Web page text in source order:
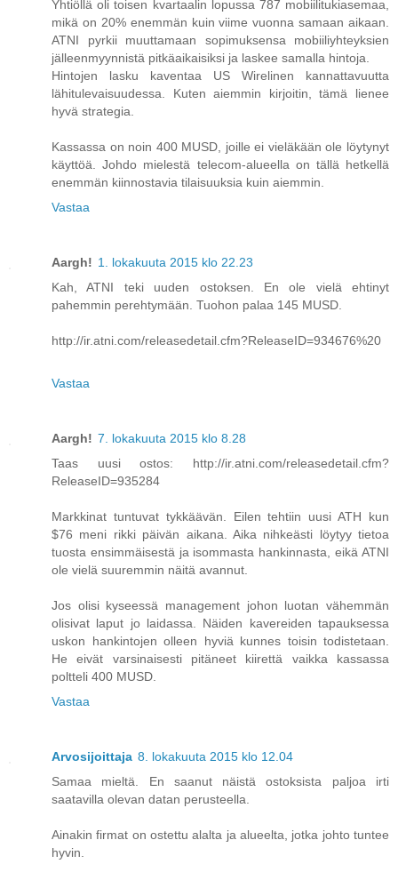
Yhtiöllä oli toisen kvartaalin lopussa 787 mobiilitukiasemaa,
mikä on 20% enemmän kuin viime vuonna samaan aikaan.
ATNI pyrkii muuttamaan sopimuksensa mobiiliyhteyksien
jälleenmyynnistä pitkäaikaisiksi ja laskee samalla hintoja.
Hintojen lasku kaventaa US Wirelinen kannattavuutta
lähitulevaisuudessa. Kuten aiemmin kirjoitin, tämä lienee
hyvä strategia.
Kassassa on noin 400 MUSD, joille ei vieläkään ole löytynyt
käyttöä. Johdo mielestä telecom-alueella on tällä hetkellä
enemmän kiinnostavia tilaisuuksia kuin aiemmin.
Vastaa
Aargh! 1. lokakuuta 2015 klo 22.23
Kah, ATNI teki uuden ostoksen. En ole vielä ehtinyt
pahemmin perehtymään. Tuohon palaa 145 MUSD.
http://ir.atni.com/releasedetail.cfm?ReleaseID=934676%20
Vastaa
Aargh! 7. lokakuuta 2015 klo 8.28
Taas uusi ostos: http://ir.atni.com/releasedetail.cfm?
ReleaseID=935284
Markkinat tuntuvat tykkäävän. Eilen tehtiin uusi ATH kun
$76 meni rikki päivän aikana. Aika nihkeästi löytyy tietoa
tuosta ensimmäisestä ja isommasta hankinnasta, eikä ATNI
ole vielä suuremmin näitä avannut.
Jos olisi kyseessä management johon luotan vähemmän
olisivat laput jo laidassa. Näiden kavereiden tapauksessa
uskon hankintojen olleen hyviä kunnes toisin todistetaan.
He eivät varsinaisesti pitäneet kiirettä vaikka kassassa
poltteli 400 MUSD.
Vastaa
Arvosijoittaja 8. lokakuuta 2015 klo 12.04
Samaa mieltä. En saanut näistä ostoksista paljoa irti
saatavilla olevan datan perusteella.
Ainakin firmat on ostettu alalta ja alueelta, jotka johto tuntee
hyvin.